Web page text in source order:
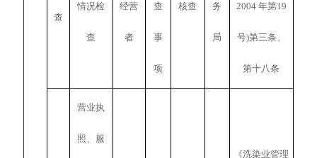
查
情况检
查
经营
者
查
事
项
核查 务
局
2004 年第19
号)第三条、
第十八条
营业执
照、服
《洗染业管理